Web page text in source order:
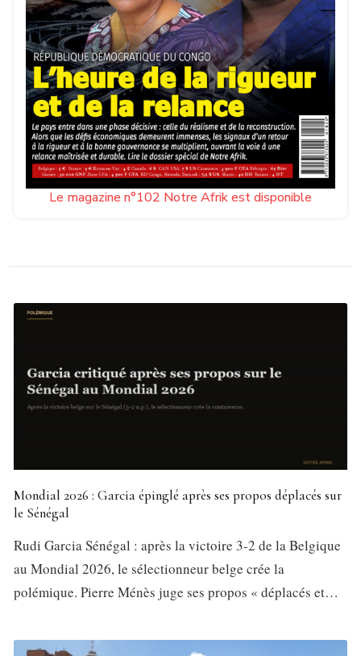
Le magazine n°102 Notre Afrik est disponible
Mondial 2026 : Garcia épinglé après ses propos déplacés sur
le Sénégal
Rudi Garcia Sénégal : après la victoire 3-2 de la Belgique
au Mondial 2026, le sélectionneur belge crée la
polémique. Pierre Ménès juge ses propos « déplacés et…